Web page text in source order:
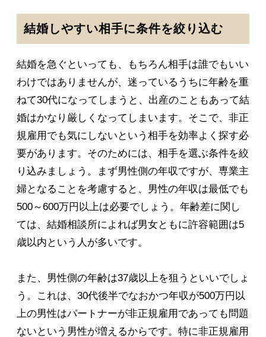
結婚しやすい相手に条件を絞り込む
結婚を急ぐといっても、もちろん相手は誰でもいい
わけではありませんが、迷っているうちに年齢を重
ねて30代になってしまうと、出産のこともあって結
婚はかなり厳しくなってしまいます。そこで、非正
規雇用でも気にしないという相手を効率よく探す必
要があります。そのためには、相手を選ぶ条件を絞
り込みましょう。まず男性側の年収ですが、専業主
婦となることを考慮すると、男性の年収は最低でも
500～600万円以上は必要でしょう。年齢差に関し
ては、結婚相談所によれば男女ともに許容範囲は5
歳以内という人が多いです。
また、男性側の年齢は37歳以上を狙うといいでしょ
う。これは、30代後半でなおかつ年収が500万円以
上の男性はパートナーが非正規雇用であっても問題
ないという男性が増えるからです。特に非正規雇用